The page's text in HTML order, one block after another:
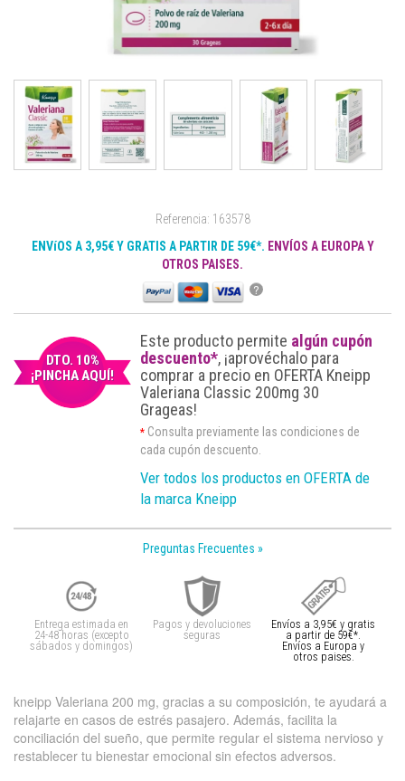
Referencia: 163578
ENVíOS A 3,95€ Y GRATIS A PARTIR DE 59€*. ENVÍOS A EUROPA Y
OTROS PAISES.
?
DTO. 10%
¡PINCHA AQUÍ!
Este producto permite algún cupón
descuento*, ¡aprovéchalo para
comprar a precio en OFERTA Kneipp
Valeriana Classic 200mg 30
Grageas!
* Consulta previamente las condiciones de
cada cupón descuento.
Ver todos los productos en OFERTA de
la marca Kneipp
Preguntas Frecuentes »
Entrega estimada en
24-48 horas (excepto
sábados y domingos)
Pagos y devoluciones
seguras
Envíos a 3,95€ y gratis
a partir de 59€*.
Envíos a Europa y
otros paises.
kneipp Valeriana 200 mg, gracias a su composición, te ayudará a
relajarte en casos de estrés pasajero. Además, facilita la
conciliación del sueño, que permite regular el sistema nervioso y
restablecer tu bienestar emocional sin efectos adversos.